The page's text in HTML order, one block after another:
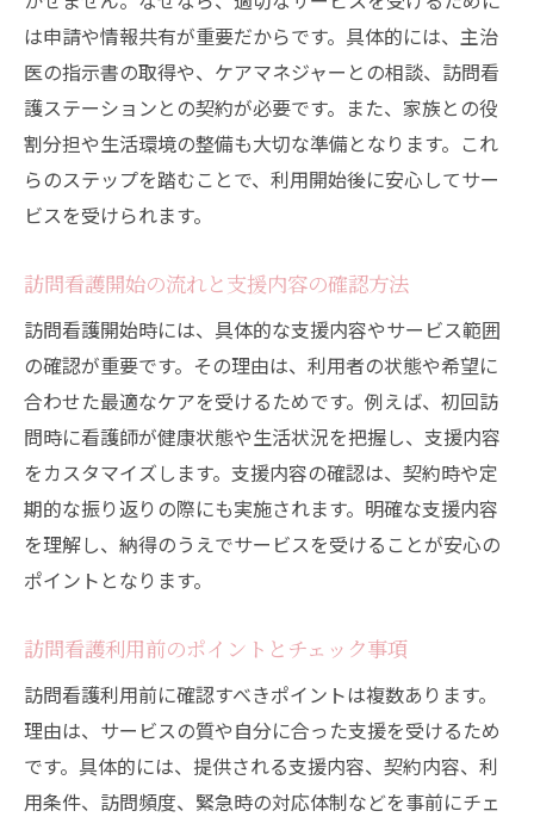
は申請や情報共有が重要だからです。具体的には、主治
医の指示書の取得や、ケアマネジャーとの相談、訪問看
護ステーションとの契約が必要です。また、家族との役
割分担や生活環境の整備も大切な準備となります。これ
らのステップを踏むことで、利用開始後に安心してサー
ビスを受けられます。
訪問看護開始の流れと支援内容の確認方法
訪問看護開始時には、具体的な支援内容やサービス範囲
の確認が重要です。その理由は、利用者の状態や希望に
合わせた最適なケアを受けるためです。例えば、初回訪
問時に看護師が健康状態や生活状況を把握し、支援内容
をカスタマイズします。支援内容の確認は、契約時や定
期的な振り返りの際にも実施されます。明確な支援内容
を理解し、納得のうえでサービスを受けることが安心の
ポイントとなります。
訪問看護利用前のポイントとチェック事項
訪問看護利用前に確認すべきポイントは複数あります。
理由は、サービスの質や自分に合った支援を受けるため
です。具体的には、提供される支援内容、契約内容、利
用条件、訪問頻度、緊急時の対応体制などを事前にチェ